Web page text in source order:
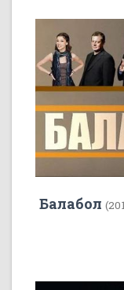
Балабол